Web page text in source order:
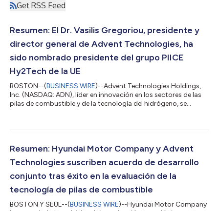
Get RSS Feed
Resumen: El Dr. Vasilis Gregoriou, presidente y
director general de Advent Technologies, ha
sido nombrado presidente del grupo PIICE
Hy2Tech de la UE
BOSTON--(BUSINESS WIRE)--Advent Technologies Holdings,
Inc. (NASDAQ: ADN), líder en innovación en los sectores de las
pilas de combustible y de la tecnología del hidrógeno, se
facilitador (el "Grupo Facilitador") del proyecto importante de
en la 1ª asamblea general de Hy2Tech y Hy2Use, dos de los PIICE
Resumen: Hyundai Motor Company y Advent
Technologies suscriben acuerdo de desarrollo
conjunto tras éxito en la evaluación de la
tecnología de pilas de combustible
BOSTON Y SEÚL--(BUSINESS WIRE)--Hyundai Motor Company